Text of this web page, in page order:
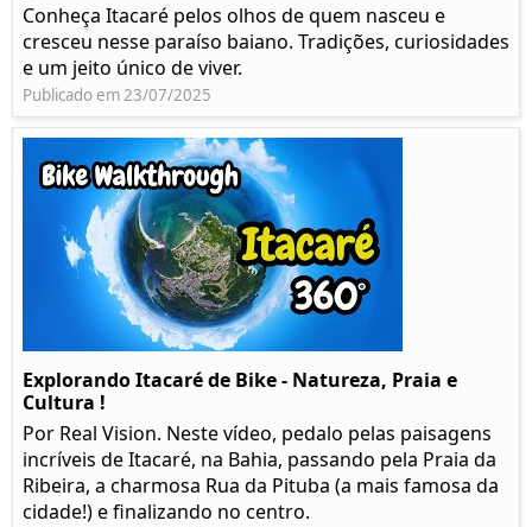
Conheça Itacaré pelos olhos de quem nasceu e
cresceu nesse paraíso baiano. Tradições, curiosidades
e um jeito único de viver.
Publicado em 23/07/2025
Explorando Itacaré de Bike - Natureza, Praia e
Cultura !
Por Real Vision. Neste vídeo, pedalo pelas paisagens
incríveis de Itacaré, na Bahia, passando pela Praia da
Ribeira, a charmosa Rua da Pituba (a mais famosa da
cidade!) e finalizando no centro.